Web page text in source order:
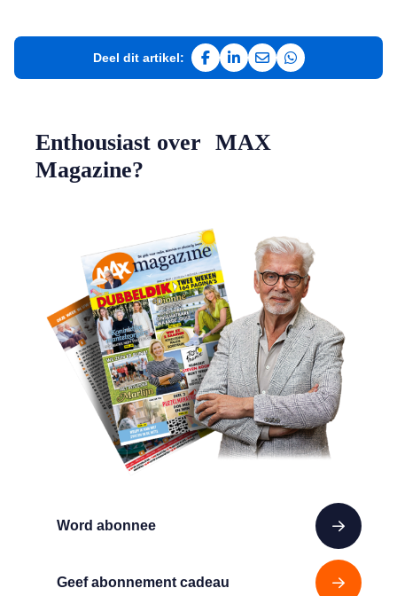
Deel dit artikel:
Deel op Facebook
Deel op LinkedIn
Deel via e-mail
Deel via
Word abonnee
Geef abonnement cadeau
Enthousiast over MAX
Magazine?